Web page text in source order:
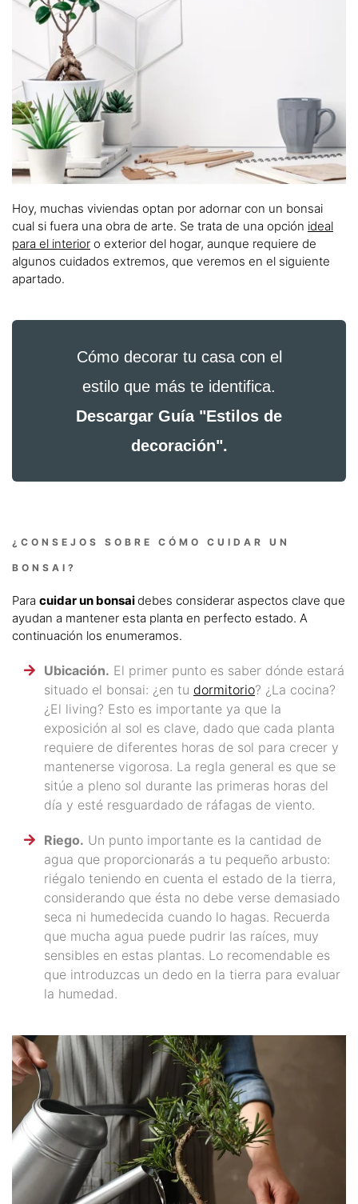
Hoy, muchas viviendas optan por adornar con un bonsai
cual si fuera una obra de arte. Se trata de una opción ideal
para el interior o exterior del hogar, aunque requiere de
algunos cuidados extremos, que veremos en el siguiente
apartado.
Cómo decorar tu casa con el
estilo que más te identifica.
Descargar Guía "Estilos de
decoración".
¿CONSEJOS SOBRE CÓMO CUIDAR UN
BONSAI?
Para cuidar un bonsaidebes considerar aspectos clave que
ayudan a mantener esta planta en perfecto estado. A
continuación los enumeramos.
Ubicación. El primer punto es saber dónde estará
situado el bonsai: ¿en tu dormitorio? ¿La cocina?
¿El living? Esto es importante ya que la
exposición al sol es clave, dado que cada planta
requiere de diferentes horas de sol para crecer y
mantenerse vigorosa. La regla general es que se
sitúe a pleno sol durante las primeras horas del
día y esté resguardado de ráfagas de viento.
Riego. Un punto importante es la cantidad de
agua que proporcionarás a tu pequeño arbusto:
riégalo teniendo en cuenta el estado de la tierra,
considerando que ésta no debe verse demasiado
seca ni humedecida cuando lo hagas. Recuerda
que mucha agua puede pudrir las raíces, muy
sensibles en estas plantas. Lo recomendable es
que introduzcas un dedo en la tierra para evaluar
la humedad.